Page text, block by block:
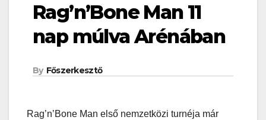
Rag’n’Bone Man 11
nap múlva Arénában
By Főszerkesztő
Rag’n’Bone Man első nemzetközi turnéja már